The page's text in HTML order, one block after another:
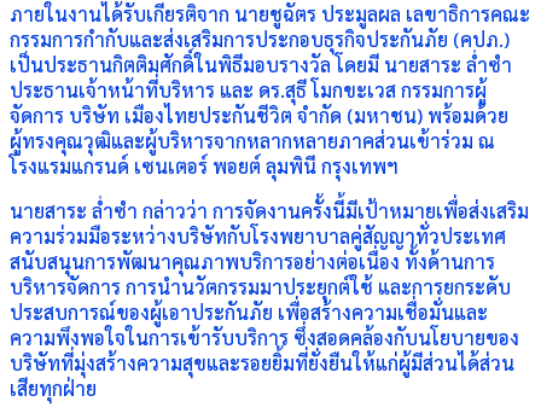
ภายในงานได้รับเกียรติจาก นายชูฉัตร ประมูลผล เลขาธิการคณะ
กรรมการกำกับและส่งเสริมการประกอบธุรกิจประกันภัย (คปภ.)
เป็นประธานกิตติมศักดิ์ในพิธีมอบรางวัล โดยมี นายสาระ ล่ำซำ
ประธานเจ้าหน้าที่บริหาร และ ดร.สุธี โมกขะเวส กรรมการผู้
จัดการ บริษัท เมืองไทยประกันชีวิต จำกัด (มหาชน) พร้อมด้วย
ผู้ทรงคุณวุฒิและผู้บริหารจากหลากหลายภาคส่วนเข้าร่วม ณ
โรงแรมแกรนด์ เซนเตอร์ พอยต์ ลุมพินี กรุงเทพฯ
นายสาระ ล่ำซำ กล่าวว่า การจัดงานครั้งนี้มีเป้าหมายเพื่อส่งเสริม
ความร่วมมือระหว่างบริษัทกับโรงพยาบาลคู่สัญญาทั่วประเทศ
สนับสนุนการพัฒนาคุณภาพบริการอย่างต่อเนื่อง ทั้งด้านการ
บริหารจัดการ การนำนวัตกรรมมาประยุกต์ใช้ และการยกระดับ
ประสบการณ์ของผู้เอาประกันภัย เพื่อสร้างความเชื่อมั่นและ
ความพึงพอใจในการเข้ารับบริการ ซึ่งสอดคล้องกับนโยบายของ
บริษัทที่มุ่งสร้างความสุขและรอยยิ้มที่ยั่งยืนให้แก่ผู้มีส่วนได้ส่วน
เสียทุกฝ่าย